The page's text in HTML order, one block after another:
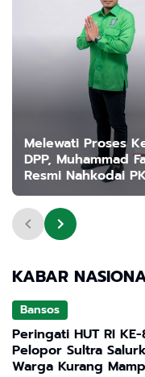
Melewati Proses
DPP, Muhammad
Resmi Nahkodai
Sampang Periode
2031
KABAR
Bansos
Peringati HUT RI
Pelopor Sultra
Warga Kurang